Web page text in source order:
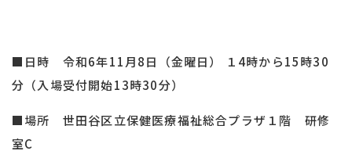
■日時 令和6年11月8日（金曜日） １4時から15時30
分（入場受付開始13時30分）
■場所 世田谷区立保健医療福祉総合プラザ１階 研修
室C